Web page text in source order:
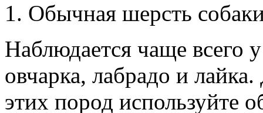
Обычная шерсть
Наблюдается чаще всего
овчарка, лабрадо и
этих пород используйте